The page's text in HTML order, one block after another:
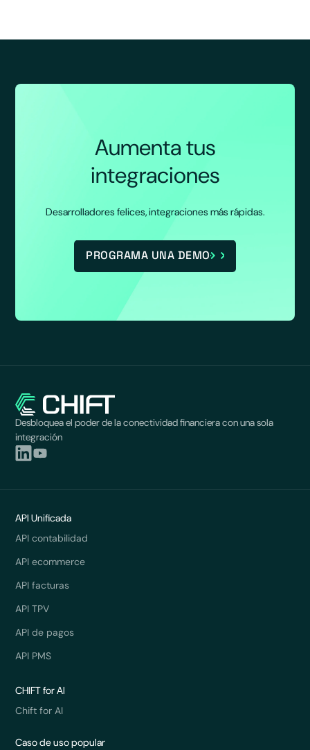
Aumenta tus
integraciones
Desarrolladores felices, integraciones más rápidas.
PROGRAMA UNA DEMO
Desbloquea el poder de la conectividad financiera con una sola
integración
API Unificada
API contabilidad
API ecommerce
API facturas
API TPV
API de pagos
API PMS
CHIFT for AI
Chift for AI
Caso de uso popular